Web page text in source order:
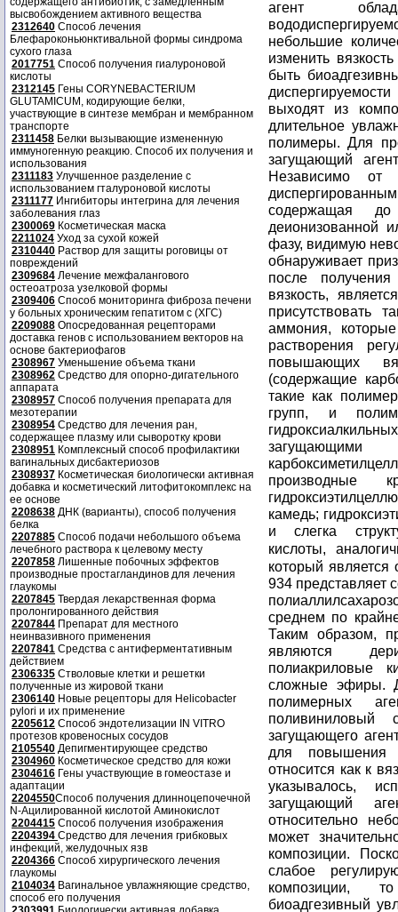
высвобождением активного вещества
2312640 Способ лечения
Блефароконьюнктивальной формы синдрома
сухого глаза
2017751 Способ получения гиалуроновой
кислоты
2312145 Гены CORYNEBACTERIUM
GLUTAMICUM, кодирующие белки,
участвующие в синтезе мембран и мембранном
транспорте
2311458 Белки вызывающие измененную
иммуногенную реакцию. Способ их получения и
использования
2311183 Улучшенное разделение с
использованием гталуроновой кислоты
2311177 Ингибиторы интегрина для лечения
заболевания глаз
2300069 Косметическая маска
2211024 Уход за сухой кожей
2310440 Раствор для защиты роговицы от
повреждений
2309684 Лечение межфалангового
остеоатроза узелковой формы
2309406 Способ мониторинга фиброза печени
у больных хроническим гепатитом с (ХГС)
2209088 Опосредованная рецепторами
доставка генов с использованием векторов на
основе бактериофагов
2308967 Уменьшение объема ткани
2308962 Средство для опорно-дигательного
аппарата
2308957 Способ получения препарата для
мезотерапии
2308954 Средство для лечения ран,
содержащее плазму или сыворотку крови
2308951 Комплексный способ профилактики
вагинальных дисбактериозов
2308937 Косметическая биологически активная
добавка и косметический литофитокомплекс на
ее основе
2208638 ДНК (варианты), способ получения
белка
2207885 Способ подачи небольшого объема
лечебного раствора к целевому месту
2207858 Лишенные побочных эффектов
производные простагландинов для лечения
глаукомы
2207845 Твердая лекарственная форма
пролонгированного действия
2207844 Препарат для местного
неинвазивного применения
2207841 Средства с антиферментативным
действием
2306335 Стволовые клетки и решетки
полученные из жировой ткани
2306140 Новые рецепторы для Helicobacter
pylori и их применение
2205612 Способ эндотелизации IN VITRO
протезов кровеносных сосудов
2105540 Депигментирующее средство
2304960 Косметическое средство для кожи
2304616 Гены участвующие в гомеостазе и
адаптации
2204550Способ получения длинноцепочечной
N-Ацилированной кислотой Аминокислот
2204415 Способ получения изображения
2204394 Средство для лечения грибковых
инфекций, желудочных язв
2204366 Способ хирургического лечения
глаукомы
2104034 Вагинальное увлажняющие средство,
способ его получения
агент
небольшие
изменить
быть
выходят из
длительное
полимеры. Для
загущающий
Независимо от
содержащая
деионизованной
фазу, видимую
обнаруживает
после
вязкость,
присутствовать
аммония,
растворения
повышающих
(содержащие
такие как
групп, и
загущающими
производные
камедь;
и слегка
кислоты,
который является
934 представляет
среднем по
Таким образом,
являются
полиакриловые
сложные эфиры.
полимерных
поливиниловый
загущающего
для повышения
относится как к
указывалось,
загущающий
относительно
может
композиции.
слабое
композиции,
биоадгезивный